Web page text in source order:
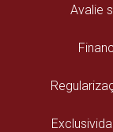
Avalie